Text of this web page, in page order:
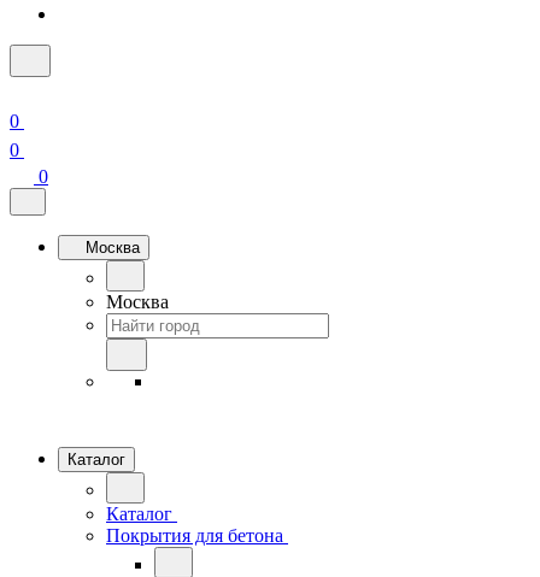
0
0
0
Москва
Москва
Каталог
Каталог
Покрытия для бетона